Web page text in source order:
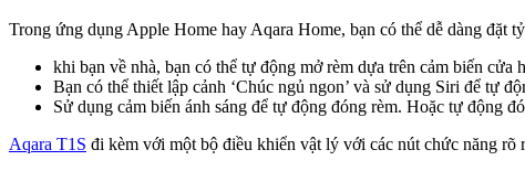
Trong ứng dụng Apple Home hay Aqara Home, bạn có thể dễ dàng đặt
khi bạn về nhà, bạn có thể tự động mở rèm dựa trên cảm biến cửa
Bạn có thể thiết lập cảnh ‘Chúc ngủ ngon’ và sử dụng Siri để tự
Sử dụng cảm biến ánh sáng để tự động đóng rèm. Hoặc tự động
Aqara T1S đi kèm với một bộ điều khiển vật lý với các nút chức năng rõ